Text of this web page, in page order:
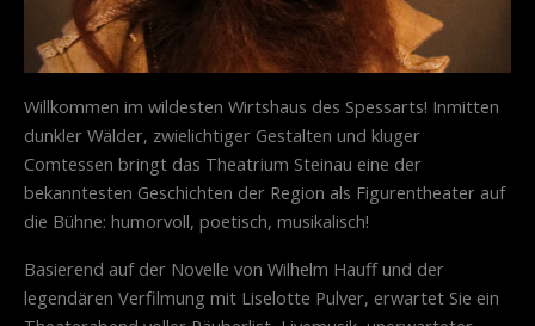
Willkommen im wildesten Wirtshaus des Spessarts! Inmitten
dunkler Wälder, zwielichtiger Gestalten und kluger
Comtessen bringt das Theatrium Steinau eine der
bekanntesten Geschichten der Region als Figurentheater auf
die Bühne: humorvoll, poetisch, musikalisch!
Basierend auf der Novelle von Wilhelm Hauff und der
legendären Verfilmung mit Liselotte Pulver, erwartet Sie ein